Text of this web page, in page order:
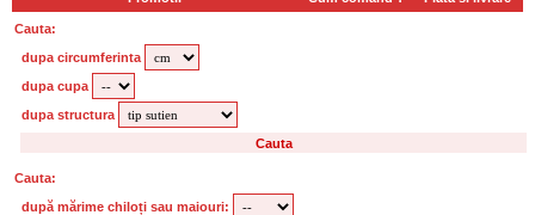
Cauta:
dupa circumferinta
dupa cupa
dupa structura
Cauta:
după mărime chiloți sau maiouri: